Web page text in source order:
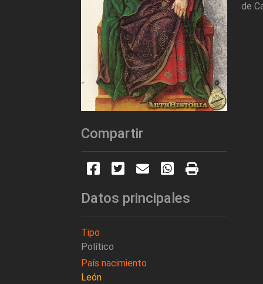
Compartir
Datos principales
Tipo
Político
País nacimiento
León
de